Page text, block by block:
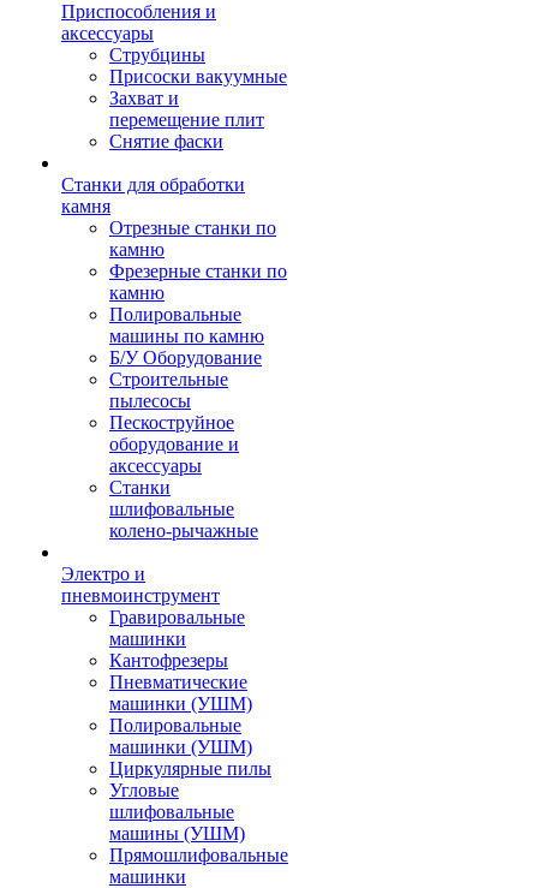
Приспособления и
аксессуары
Струбцины
Присоски вакуумные
Захват и
перемещение плит
Снятие фаски
Станки для обработки
камня
Отрезные станки по
камню
Фрезерные станки по
камню
Полировальные
машины по камню
Б/У Оборудование
Строительные
пылесосы
Пескоструйное
оборудование и
аксессуары
Станки
шлифовальные
колено-рычажные
Электро и
пневмоинструмент
Гравировальные
машинки
Кантофрезеры
Пневматические
машинки (УШМ)
Полировальные
машинки (УШМ)
Циркулярные пилы
Угловые
шлифовальные
машины (УШМ)
Прямошлифовальные
машинки